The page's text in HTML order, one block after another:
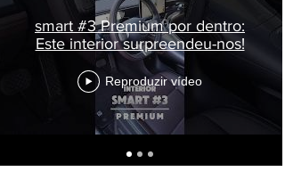
smart #3 Premium por dentro:
Este interior surpreendeu-nos!
Reproduzir vídeo